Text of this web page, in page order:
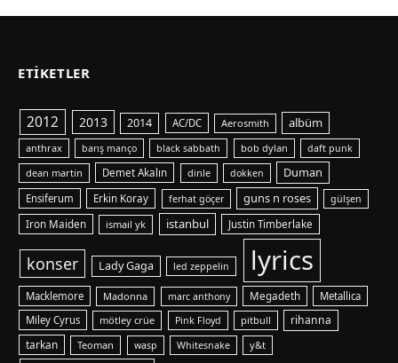
ETIKETLER
2012 2013 2014 AC/DC Aerosmith albüm
anthrax barış manço black sabbath bob dylan daft punk
dean martin Demet Akalın dinle dokken Duman
Ensiferum Erkin Koray ferhat göçer guns n roses gülşen
Iron Maiden ismail yk istanbul Justin Timberlake
konser Lady Gaga led zeppelin lyrics
Macklemore Madonna marc anthony Megadeth
Metallica
Miley Cyrus
mötley crüe Pink Floyd pitbull rihanna
tarkan Teoman wasp Whitesnake y&t